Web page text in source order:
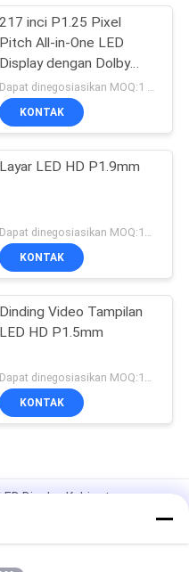
217 inci P1.25 Pixel
Pitch All-in-One LED
Display dengan Dolby
Audio untuk Konferensi
Cerdas
Dapat dinegosiasikan MOQ:1 buah
KONTAK
Layar LED HD P1.9mm
Dapat dinegosiasikan MOQ:10 meter persegi
KONTAK
Dinding Video Tampilan
LED HD P1.5mm
KONTAK
Display Kabinet
Display Panel LED Layanan